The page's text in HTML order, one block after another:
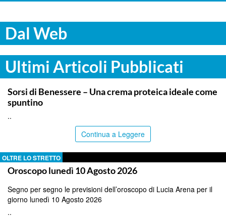
Dal Web
Ultimi Articoli Pubblicati
ITALPRESS
Sorsi di Benessere – Una crema proteica ideale come
spuntino
..
Continua a Leggere
OLTRE LO STRETTO
Oroscopo lunedì 10 Agosto 2026
Segno per segno le previsioni dell’oroscopo di Lucia Arena per il
giorno lunedì 10 Agosto 2026
..